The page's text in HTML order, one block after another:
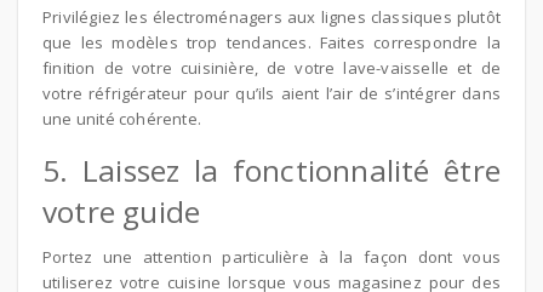
Privilégiez les électroménagers aux lignes classiques plutôt
que les modèles trop tendances. Faites correspondre la
finition de votre cuisinière, de votre lave-vaisselle et de
votre réfrigérateur pour qu’ils aient l’air de s’intégrer dans
une unité cohérente.
5. Laissez la fonctionnalité être
votre guide
Portez une attention particulière à la façon dont vous
utiliserez votre cuisine lorsque vous magasinez pour des